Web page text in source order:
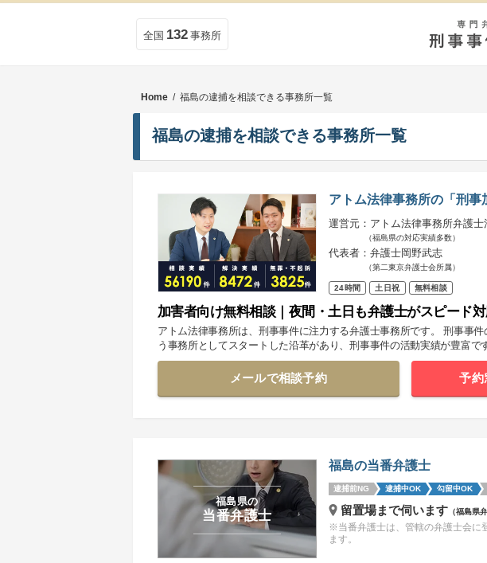
全国 132 事務所
Home / 福島の逮捕を相談できる事務所一覧
福島の逮捕を相談できる事務所一覧
アトム法律事務所の「刑事
運営元：アトム法律事務所弁護士
（福島県の対応実績多数）
代表者：弁護士岡野武志
（第二東京弁護士会所属）
24時間 土日祝 無料相談
加害者向け無料相談｜夜間・土日も弁護士がスピード
アトム法律事務所は、刑事事件に注力する弁護士事務所です。 刑事事
う事務所としてスタートした沿革があり、刑事事件の活動実績が豊富で
メールで相談予約 予
福島の当番弁護士
逮捕前NG 逮捕中OK 勾留中OK
福島県の
当番弁護士 留置場まで伺います （福島県
※当番弁護士は、管轄の弁護士会に
ます。